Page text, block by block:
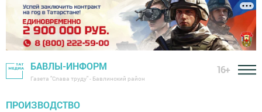
БАВЛЫ-ИНФОРМ
Газета "Слава труду" - Бавлинский район
16+
ПРОИЗВОДСТВО